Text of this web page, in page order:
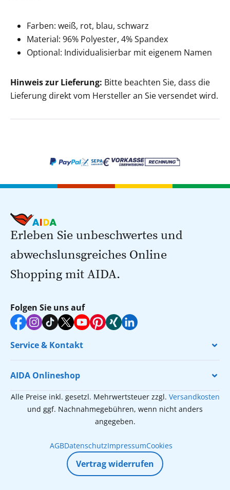
Farben: weiß, rot, blau, schwarz
Material: 96% Polyester, 4% Spandex
Optional: Individualisierbar mit eigenem Namen
Hinweis zur Lieferung: Bitte beachten Sie, dass die
Lieferung direkt vom Hersteller an Sie versendet wird.
Erleben Sie unbeschwertes und
abwechslunsgreiches Online
Shopping mit AIDA.
Folgen Sie uns auf
Service & Kontakt
AIDA Onlineshop
Alle Preise inkl. gesetzl. Mehrwertsteuer zzgl. Versandkosten
und ggf. Nachnahmegebühren, wenn nicht anders
angegeben.
AGBDatenschutzImpressumCookies
Vertrag widerrufen